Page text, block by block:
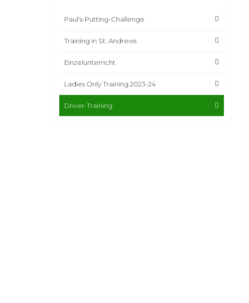
Paul's-Putting-Challenge
Training in St. Andrews
Einzelunterricht
Ladies Only Training 2023-24
Driver-Training